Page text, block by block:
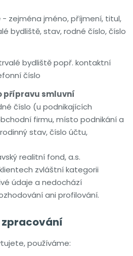
- zejména jméno, příjmení, titul,
bydliště, stav, rodné číslo, číslo
bydliště popř. kontaktní
číslo
přípravu smluvní
číslo (u podnikajících
firmu, místo podnikání a
stav, číslo účtu,
realitní fond, a.s.
zvláštní kategorii
údaje a nedochází
ani profilování.
zpracování
používáme: